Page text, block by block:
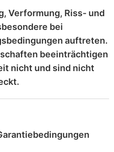
Verformung, Riss- und
bei
auftreten.
beeinträchtigen
nicht und sind nicht
.